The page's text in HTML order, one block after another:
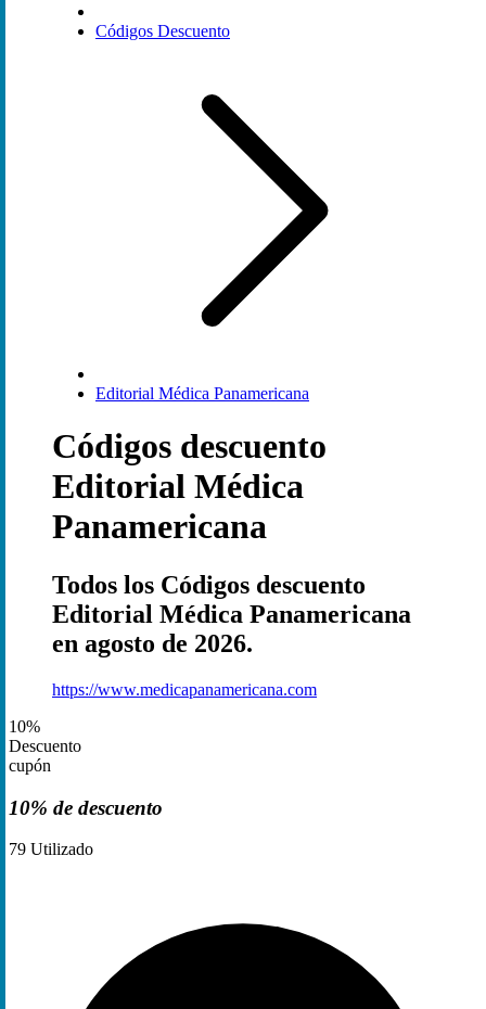
Códigos Descuento
Editorial Médica Panamericana
Códigos descuento
Editorial Médica
Panamericana
Todos los Códigos descuento
Editorial Médica Panamericana
en agosto de 2026.
https://www.medicapanamericana.com
10%
Descuento
cupón
10% de descuento
79 Utilizado